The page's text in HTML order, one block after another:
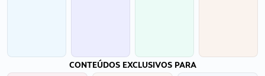
CONTEÚDOS EXCLUSIVOS PARA